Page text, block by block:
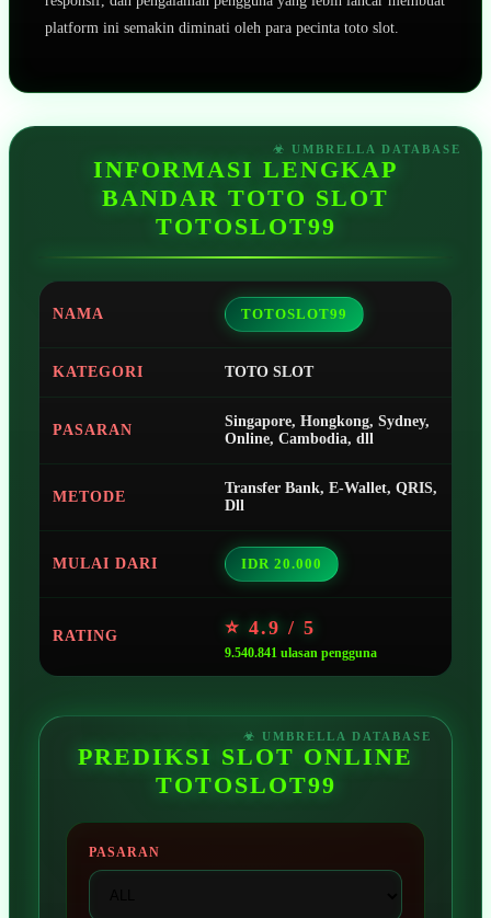
platform ini semakin diminati oleh para pecinta toto slot.
INFORMASI LENGKAP
BANDAR TOTO SLOT
TOTOSLOT99
NAMA TOTOSLOT99
KATEGORI TOTO SLOT
PASARAN
Singapore, Hongkong, Sydney,
Online, Cambodia, dll
METODE
Transfer Bank, E-Wallet, QRIS,
Dll
MULAI DARI IDR 20.000
RATING ⭐ 4.9 / 5
9.540.841 ulasan pengguna
PREDIKSI SLOT ONLINE
TOTOSLOT99
PASARAN